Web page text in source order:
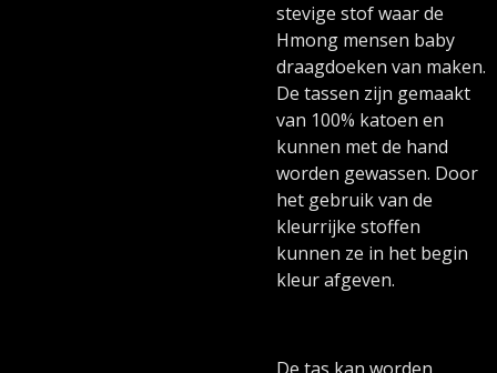
stevige stof waar de
Hmong mensen baby
draagdoeken van maken.
De tassen zijn gemaakt
van 100% katoen en
kunnen met de hand
worden gewassen. Door
het gebruik van de
kleurrijke stoffen
kunnen ze in het begin
kleur afgeven.